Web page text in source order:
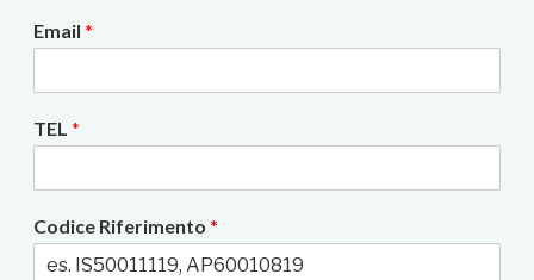
Email *
TEL *
Codice Riferimento *